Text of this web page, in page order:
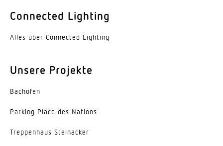
Farbe
Aluminium
60°
Energieeffizienzklasse
C
Connected Lighting
Alles über Connected Lighting
Unsere Projekte
Bachofen
Parking Place des Nations
Trep­penhaus Steinacker